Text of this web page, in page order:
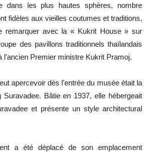
dans les plus hautes sphères, nombre
fidèles aux vieilles coutumes et traditions,
remarquer avec la « Kukrit House » sur
des pavillons traditionnels thaïlandais
l’ancien Premier ministre Kukrit Pramoj.
apercevoir dès l’entrée du musée était la
Suravadee. Bâtie en 1937, elle hébergeait
et présente un style architectural
a été déplacé de son emplacement